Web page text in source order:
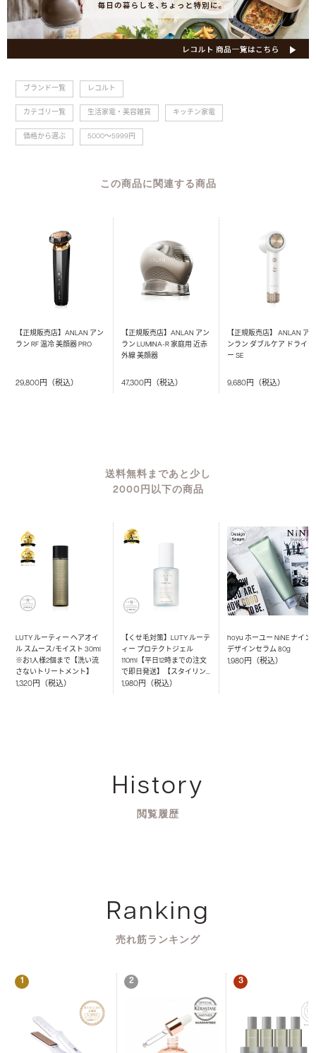
製氷カップは4個付属、ファミリーでも楽しめるセット内容
です。
スッキリシャープな見た目と、オシャレなカラーリングのサ
ックスブルー・コーラルピンクの2色展開。
本体は 1.2kg と軽量のため、取り回しがしやすく、収納時に
も出し入れ簡単です。パーツも取り付け、取り外しのしやす
い設計で、
ストレスなくお使いいただくことができます。
・粗さ調節ツマミ付き
・本体以外のパーツは丸洗い可能
・お手入れブラシ付き
・操作方法や調理できる材料が分かりやすいガイドシート
【あらかじめ知っておいていただきたい事】
※受け皿として、直径12cm、高さ9cm以下の器を使用して
ください。
※刃、スパイクは鋭利なため、絶対に直接手で触れないで
ブランド一覧
レコルト
カテゴリ一覧 生活家電・美容雑貨 キッチン家電
価格から選ぶ 5000～5999円
この商品に関連する商品
【正規販売店】ANLAN アン
ラン RF 温冷 美顔器 PRO
29,800円（税込）
【正規販売店】ANLAN アン
ラン LUMINA-R 家庭用 近赤
外線 美顔器
47,300円（税込）
【正規販売店】 ANLAN ア
ンラン ダブルケア ドライヤ
ー SE
9,680円（税込）
送料無料まであと少し
2000円以下の商品
LUTY ルーティー ヘアオイ
ル スムース/モイスト 30ml
※お1人様2個まで【洗い流
さないトリートメント】
1,320円（税込）
【くせ毛対策】LUTY ルーテ
ィー プロテクトジェル
110ml【平日12時までの注文
で即日発送】【スタイリン
グジェル】
1,980円（税込）
hoyu ホーユー NiNE ナイン
デザインセラム 80g
1,980円（税込）
History
閲覧履歴
Ranking
売れ筋ランキング